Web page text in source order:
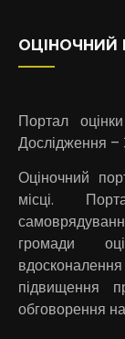
ОЦІНОЧНИЙ
Портал
Дослідження –
Оціночний
місці.
громади
підвищення
обговорення